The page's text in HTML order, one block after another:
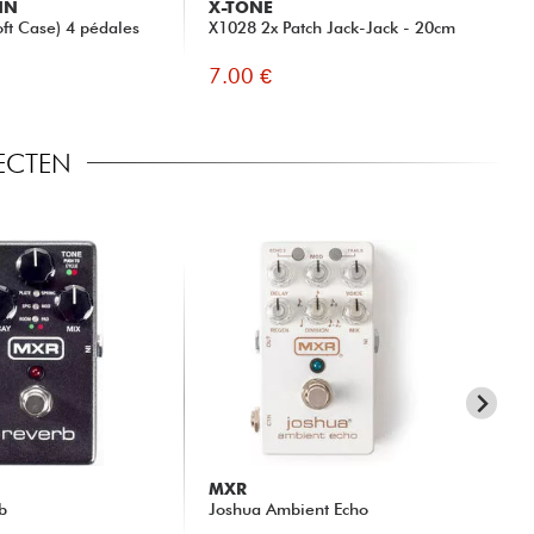
Case) 4 pédales
X-TONE
X1028 2x Patch Jack-Jack - 20cm
7.00 €
MXR
Joshua Ambient Echo